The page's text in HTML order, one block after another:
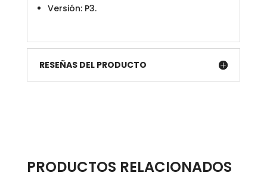
Versión: P3.
RESEÑAS DEL PRODUCTO
PRODUCTOS RELACIONADOS